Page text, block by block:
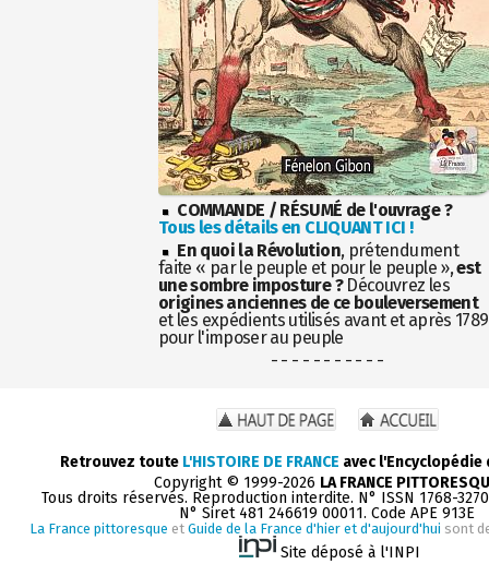
COMMANDE / RÉSUMÉ de l'ouvrage ?
Tous les détails en CLIQUANT ICI !
En quoi la Révolution, prétendument
faite « par le peuple et pour le peuple »,est
une sombre imposture ?Découvrez les
origines anciennes de ce bouleversement
et les expédients utilisés avant et après 1789
pour l'imposer au peuple
- - - - - - - - - - -
Retrouvez toute L'HISTOIRE DE FRANCE avec
Copyright © 1999-2026 LA FRANCE
Tous droits réservés. Reproduction interdite. N° ISSN 1768-
N° Siret 481 246619 00011. Code APE 913E
La France pittoresque et Guide de la France d'hier et d'aujourd'hui sont
Site déposé à l'INPI